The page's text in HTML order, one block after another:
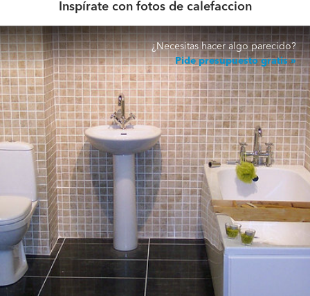
Inspírate con fotos de calefaccion
¿Necesitas hacer algo parecido?
Pide presupuesto gratis